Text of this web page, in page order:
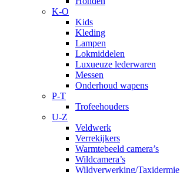
K-O
Kids
Kleding
Lampen
Lokmiddelen
Luxueuze lederwaren
Messen
Onderhoud wapens
P-T
Trofeehouders
U-Z
Veldwerk
Verrekijkers
Warmtebeeld camera’s
Wildcamera’s
Wildverwerking/Taxidermie